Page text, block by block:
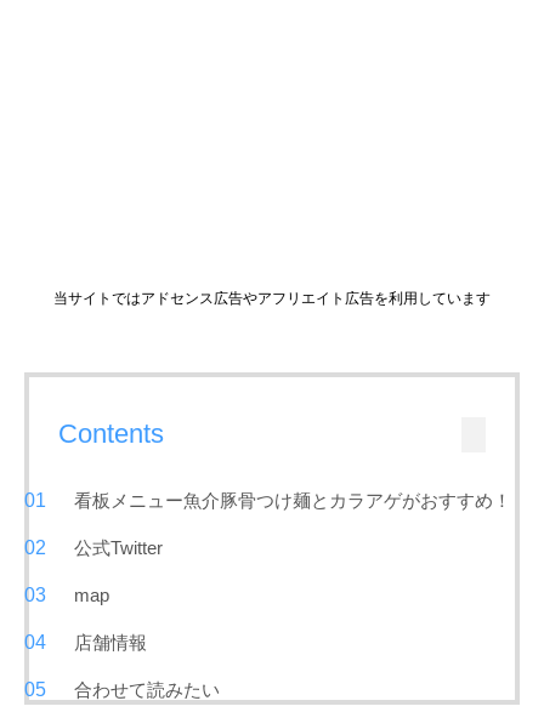
当サイトではアドセンス広告やアフリエイト広告を利用しています
Contents
看板メニュー魚介豚骨つけ麺とカラアゲがおすすめ！
公式Twitter
map
店舗情報
合わせて読みたい